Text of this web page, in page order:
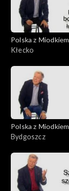
Polska z Miodkiem
Kłecko
Polska z Miodkiem
Bydgoszcz